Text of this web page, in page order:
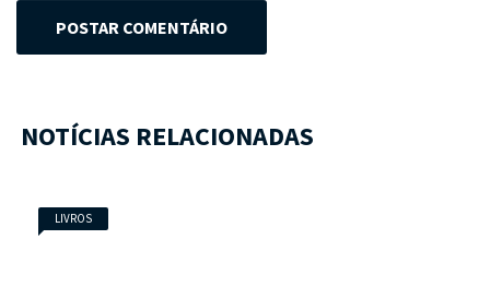
POSTAR COMENTÁRIO
NOTÍCIAS RELACIONADAS
LIVROS